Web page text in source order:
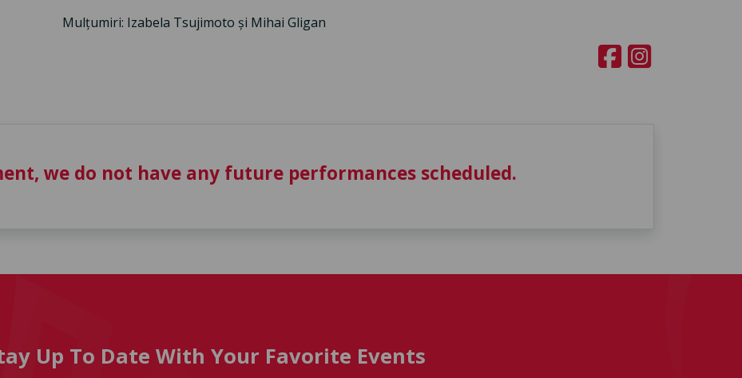
Mulțumiri: Izabela Tsujimoto și Mihai Gligan
we do not have any future performances scheduled.
Up To Date With Your Favorite Events